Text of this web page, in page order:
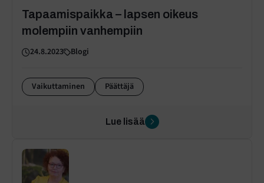
Tapaamispaikka – lapsen oikeus
molempiin vanhempiin
24.8.2023 Blogi
Vaikuttaminen Päättäjä
Lue lisää